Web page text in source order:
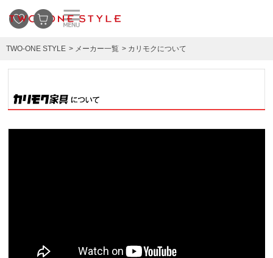
TWO-ONE STYLE メーカー一覧 カリモクについて